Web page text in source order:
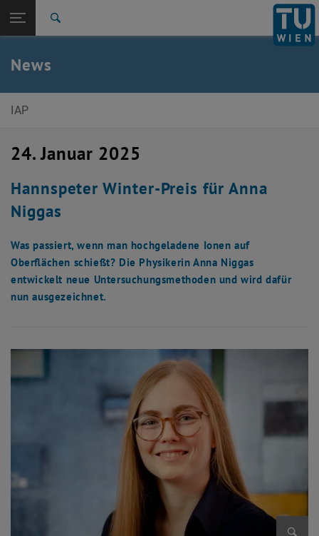
TU Login
Quicklinks
Quicklinks-Menü umschalten
Studium
Zur 1. Menü Ebene
Institut für Angewandte Physik
Meldung
News
IAP
24. Januar 2025
Hannspeter Winter-Preis für Anna
Niggas
Was passiert, wenn man hochgeladene Ionen auf
Oberflächen schießt? Die Physikerin Anna Niggas
entwickelt neue Untersuchungsmethoden und wird dafür
nun ausgezeichnet.